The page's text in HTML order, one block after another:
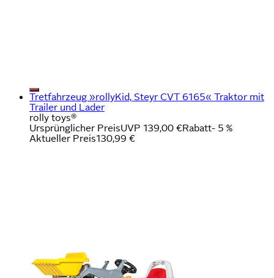
Tretfahrzeug »rollyKid, Steyr CVT 6165« Traktor mit
Trailer und Lader
rolly toys®
Ursprünglicher PreisUVP 139,00 €Rabatt- 5 %
Aktueller Preis130,99 €